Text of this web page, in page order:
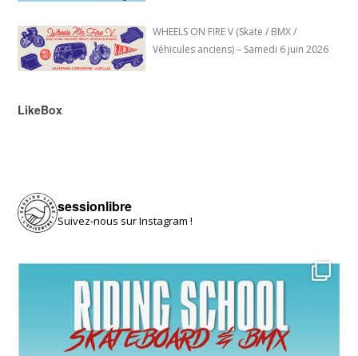
WHEELS ON FIRE V (Skate / BMX /
Véhicules anciens) – Samedi 6 juin 2026
LikeBox
sessionlibre
Suivez-nous sur Instagram !